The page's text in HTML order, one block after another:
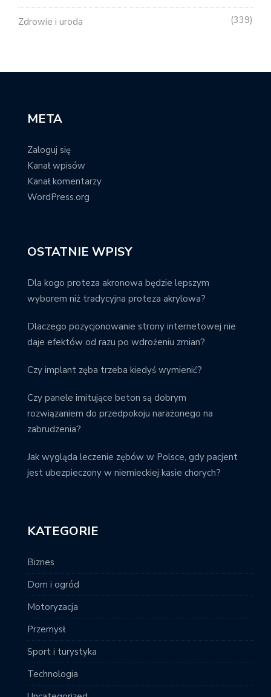
Zdrowie i uroda 339
META
Zaloguj się
Kanał wpisów
Kanał komentarzy
WordPress.org
OSTATNIE WPISY
Dla kogo proteza akronowa będzie lepszym
wyborem niż tradycyjna proteza akrylowa?
Dlaczego pozycjonowanie strony internetowej nie
daje efektów od razu po wdrożeniu zmian?
Czy implant zęba trzeba kiedyś wymienić?
Czy panele imitujące beton są dobrym
rozwiązaniem do przedpokoju narażonego na
zabrudzenia?
Jak wygląda leczenie zębów w Polsce, gdy pacjent
jest ubezpieczony w niemieckiej kasie chorych?
KATEGORIE
Biznes
Dom i ogród
Motoryzacja
Przemysł
Sport i turystyka
Technologia